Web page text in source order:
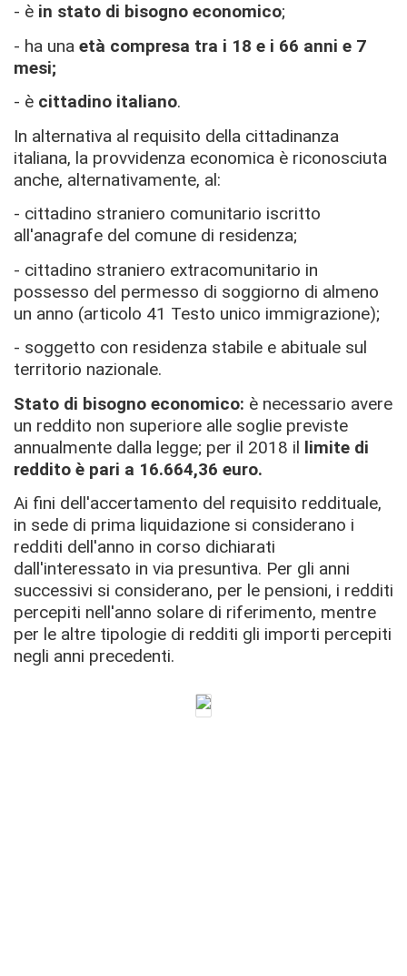
- è in stato di bisogno economico;
- ha una età compresa tra i 18 e i 66 anni e 7
mesi;
- è cittadino italiano.
In alternativa al requisito della cittadinanza
italiana, la provvidenza economica è riconosciuta
anche, alternativamente, al:
- cittadino straniero comunitario iscritto
all'anagrafe del comune di residenza;
- cittadino straniero extracomunitario in
possesso del permesso di soggiorno di almeno
un anno (articolo 41 Testo unico immigrazione);
- soggetto con residenza stabile e abituale sul
territorio nazionale.
Stato di bisogno economico: è necessario avere
un reddito non superiore alle soglie previste
annualmente dalla legge; per il 2018 il limite di
reddito è pari a 16.664,36 euro.
Ai fini dell'accertamento del requisito reddituale,
in sede di prima liquidazione si considerano i
redditi dell'anno in corso dichiarati
dall'interessato in via presuntiva. Per gli anni
successivi si considerano, per le pensioni, i redditi
percepiti nell'anno solare di riferimento, mentre
per le altre tipologie di redditi gli importi percepiti
negli anni precedenti.